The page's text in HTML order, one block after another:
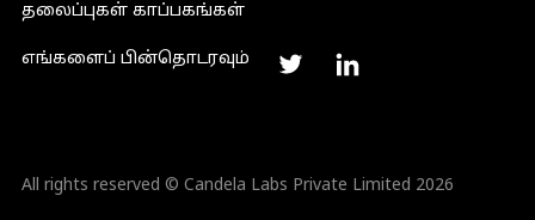
தலைப்புகள் காப்பகங்கள்
எங்களைப் பின்தொடரவும்
All rights reserved © Candela Labs Private Limited 2026